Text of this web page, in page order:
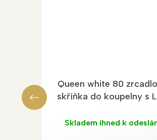
Queen white 80
skříňka do koupelny s
Skladem ihned k